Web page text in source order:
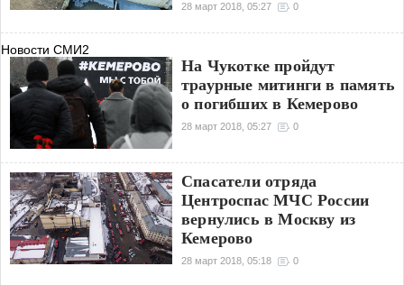
28 март 2018, 05:27 0
Новости СМИ2
На Чукотке пройдут
траурные митинги в память
о погибших в Кемерово
28 март 2018, 05:27 0
Спасатели отряда
Центроспас МЧС России
вернулись в Москву из
Кемерово
28 март 2018, 05:18 0